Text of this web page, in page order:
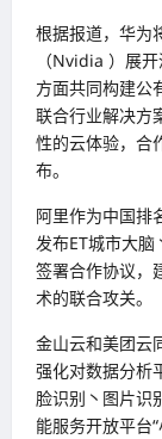
根据报道，华为
（Nvidia ）展
方面共同构建公
联合行业解决方
性的云体验，合
布。
阿里作为中国排
发布ET城市大
签署合作协议，
术的联合攻关。
金山云和美团云
强化对数据分析
脸识别丶图片识
能服务开放平台